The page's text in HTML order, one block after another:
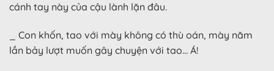
cánh tay này của cậu lành lặn đâu.
_ Con khốn, tao với mày không có thù oán, mày năm
lần bảy lượt muốn gây chuyện với tao… Á!